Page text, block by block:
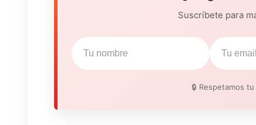
Suscríbete para
🔒 Respetamos